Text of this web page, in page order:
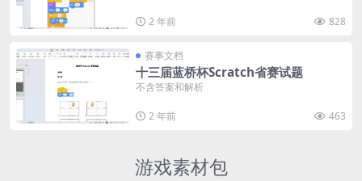
2 年前 828
赛事文档
十三届蓝桥杯Scratch省赛试题
不含答案和解析
2 年前 463
游戏素材包